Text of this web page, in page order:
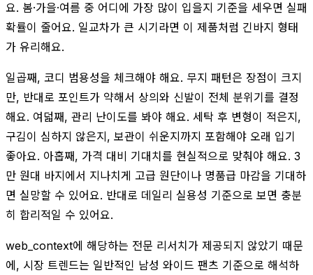
요. 봄·가을·여름 중 어디에 가장 많이 입을지 기준을 세우면 실패
확률이 줄어요. 일교차가 큰 시기라면 이 제품처럼 긴바지 형태
가 유리해요.
일곱째, 코디 범용성을 체크해야 해요. 무지 패턴은 장점이 크지
만, 반대로 포인트가 약해서 상의와 신발이 전체 분위기를 결정
해요. 여덟째, 관리 난이도를 봐야 해요. 세탁 후 변형이 적은지,
구김이 심하지 않은지, 보관이 쉬운지까지 포함해야 오래 입기
좋아요. 아홉째, 가격 대비 기대치를 현실적으로 맞춰야 해요. 3
만 원대 바지에서 지나치게 고급 원단이나 명품급 마감을 기대하
면 실망할 수 있어요. 반대로 데일리 실용성 기준으로 보면 충분
히 합리적일 수 있어요.
web_context에 해당하는 전문 리서치가 제공되지 않았기 때문
에, 시장 트렌드는 일반적인 남성 와이드 팬츠 기준으로 해석하